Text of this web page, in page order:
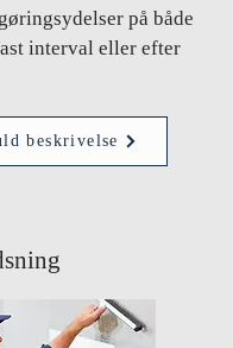
på både
interval eller efter
beskrivelse